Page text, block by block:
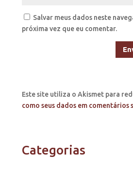
Salvar meus dados neste
próxima vez que eu comentar.
Este site utiliza o Akismet para
como seus dados em comentários
Categorias